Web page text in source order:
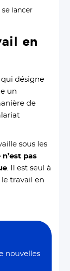
en
désigne
un
de
sous les
pas
. Il est seul à
travail en
nouvelles